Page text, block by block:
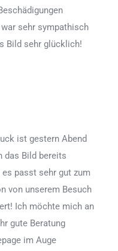
sehr sympathisch
Bild sehr glücklich!
ist gestern Abend
das Bild bereits
passt sehr gut zum
von unserem Besuch
Ich möchte mich an
gute Beratung
im Auge